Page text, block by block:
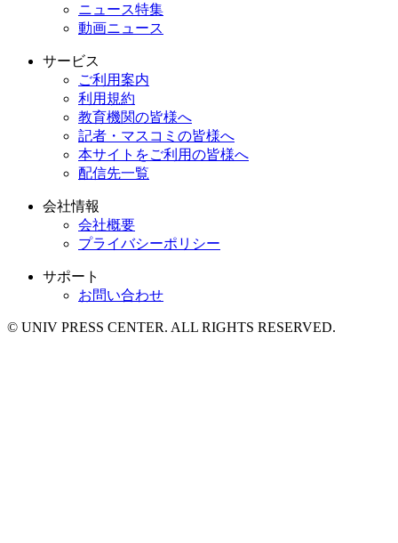
ニュース特集
動画ニュース
サービス
ご利用案内
利用規約
教育機関の皆様へ
記者・マスコミの皆様へ
本サイトをご利用の皆様へ
配信先一覧
会社情報
会社概要
プライバシーポリシー
サポート
お問い合わせ
© UNIV PRESS CENTER. ALL RIGHTS RESERVED.